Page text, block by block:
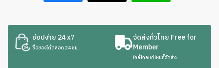
ช้อปง่าย 24 x7
ซื้อของได้ตลอด 24 ชม.
จัดส่งทั่วไทย Free for
Member
ใกล้ไกลแค่ไหนก็จัดส่ง